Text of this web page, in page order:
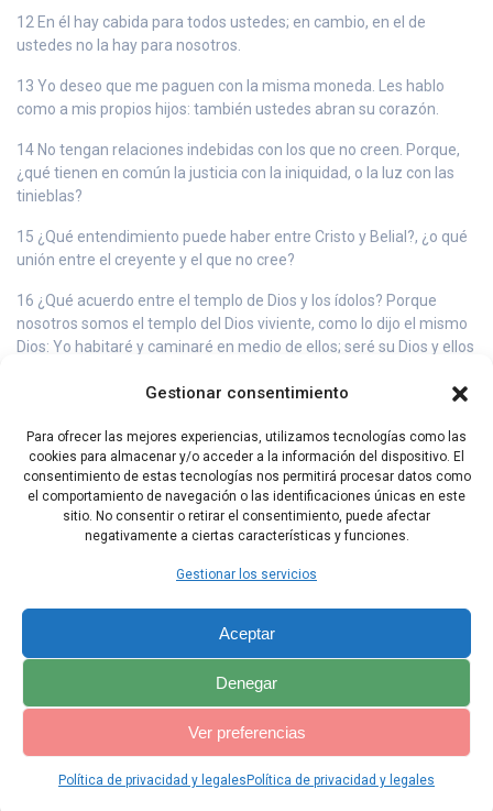
Gestionar consentimiento
Para ofrecer las mejores experiencias, utilizamos tecnologías como las
cookies para almacenar y/o acceder a la información del dispositivo. El
consentimiento de estas tecnologías nos permitirá procesar datos como
el comportamiento de navegación o las identificaciones únicas en este
sitio. No consentir o retirar el consentimiento, puede afectar
negativamente a ciertas características y funciones.
Gestionar los servicios
Aceptar
Denegar
Ver preferencias
Política de privacidad y legales Política de privacidad y legales
12 En él hay cabida para todos ustedes; en cambio, en el de
ustedes no la hay para nosotros.
13 Yo deseo que me paguen con la misma moneda. Les hablo
como a mis propios hijos: también ustedes abran su corazón.
14 No tengan relaciones indebidas con los que no creen. Porque,
¿qué tienen en común la justicia con la iniquidad, o la luz con las
tinieblas?
15 ¿Qué entendimiento puede haber entre Cristo y Belial?, ¿o qué
unión entre el creyente y el que no cree?
16 ¿Qué acuerdo entre el templo de Dios y los ídolos? Porque
nosotros somos el templo del Dios viviente, como lo dijo el mismo
Dios: Yo habitaré y caminaré en medio de ellos; seré su Dios y ellos
dice el Señor. No toquen nada impuro, y yo los recibiré.
18 Y seré para ustedes un Padre, y ustedes serán mis hijos y mis
hijas, dice el Señor todopoderoso.
Capítulo Anterior Capítulo Siguiente